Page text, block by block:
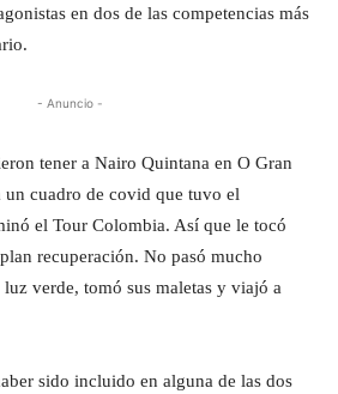
en dos de las competencias más
- Anuncio -
tener a Nairo Quintana en O Gran
cuadro de covid que tuvo el
el Tour Colombia. Así que le tocó
recuperación. No pasó mucho
verde, tomó sus maletas y viajó a
sido incluido en alguna de las dos